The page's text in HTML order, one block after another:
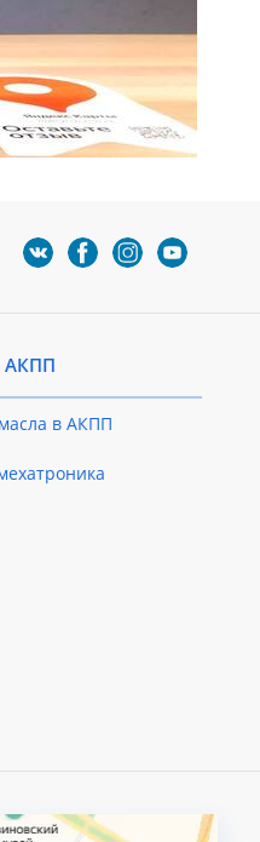
АКПП
в АКПП